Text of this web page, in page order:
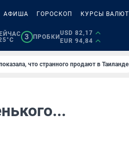
АФИША ГОРОСКОП КУРСЫ ВАЛЮТ
3 ПРОБКИ
USD 82,17
EUR 94,84
что странного продают в Таиланде